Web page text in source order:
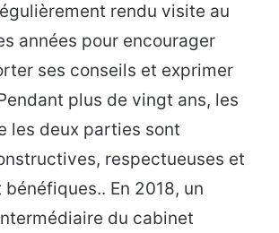
rendu visite au
années pour encourager
ses conseils et exprimer
plus de vingt ans, les
les deux parties sont
respectueuses et
En 2018, un
du cabinet